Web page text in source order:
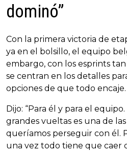
dominó”
Con la primera victoria de
ya en el bolsillo, el equipo
embargo, con los esprints
se centran en los detalles
opciones de que todo encaje.
Dijo: “Para él y para el
grandes vueltas es una de
queríamos perseguir con él.
una vez todo tiene que caer